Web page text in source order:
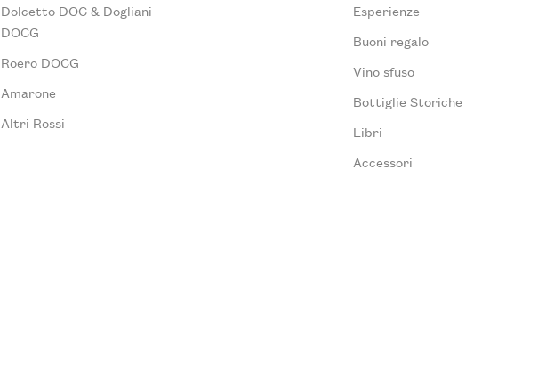
Dolcetto DOC & Dogliani
DOCG
Roero DOCG
Amarone
Altri Rossi
Esperienze
Buoni regalo
Vino sfuso
Bottiglie Storiche
Libri
Accessori